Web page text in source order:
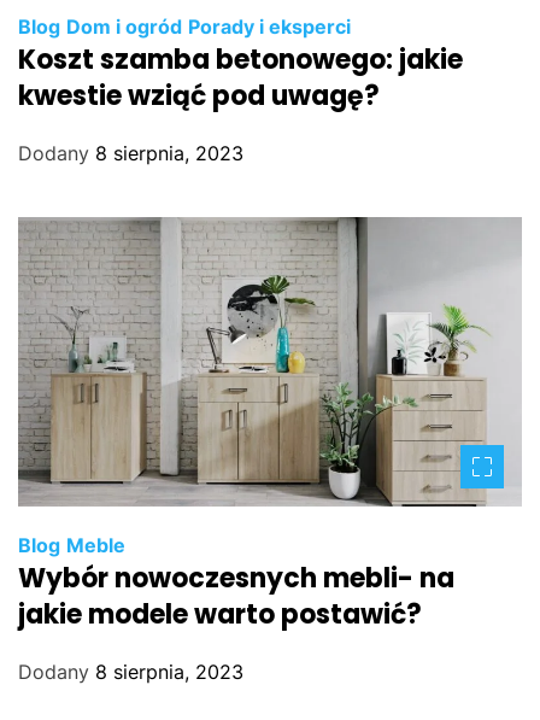
Blog Dom i ogród Porady i eksperci
Koszt szamba betonowego: jakie
kwestie wziąć pod uwagę?
Dodany 8 sierpnia, 2023
Blog Meble
Wybór nowoczesnych mebli- na
jakie modele warto postawić?
Dodany 8 sierpnia, 2023